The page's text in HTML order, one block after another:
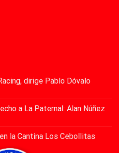
dirige Pablo Dóvalo
a La Paternal: Alan Núñez
la Cantina Los Cebollitas